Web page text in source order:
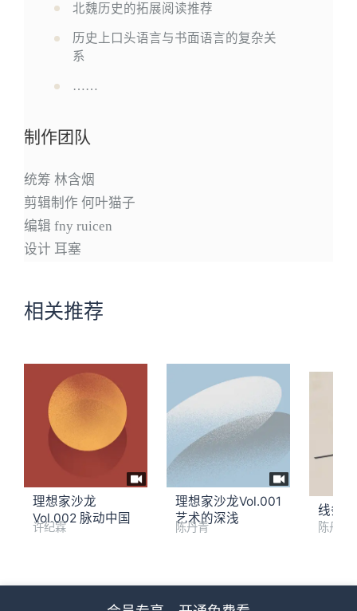
北魏历史的拓展阅读推荐
历史上口头语言与书面语言的复杂关
系
……
制作团队
统筹 林含烟
剪辑制作 何叶猫子
编辑 fny ruicen
设计 耳塞
相关推荐
理想家沙龙
Vol.002 脉动中国
许纪霖
理想家沙龙Vol.001
艺术的深浅
陈丹青
线条
陈丹青